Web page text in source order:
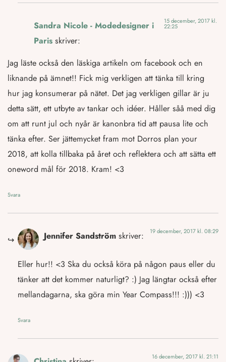
Sandra Nicole - Modedesigner i
Paris skriver:
15 december, 2017 kl.
22:25
Jag läste också den läskiga artikeln om facebook och en
liknande på ämnet!! Fick mig verkligen att tänka till kring
hur jag konsumerar på nätet. Det jag verkligen gillar är ju
detta sätt, ett utbyte av tankar och idéer. Håller såå med dig
om att runt jul och nyår är kanonbra tid att pausa lite och
tänka efter. Ser jättemycket fram mot Dorros plan your
2018, att kolla tillbaka på året och reflektera och att sätta ett
oneword mål för 2018. Kram! <3
Svara
Jennifer Sandström skriver: 19 december, 2017 kl. 08:29
Eller hur!! <3 Ska du också köra på någon paus eller du
tänker att det kommer naturligt? :) Jag längtar också efter
mellandagarna, ska göra min Year Compass!!! :))) <3
Svara
16 december, 2017 kl. 21:11